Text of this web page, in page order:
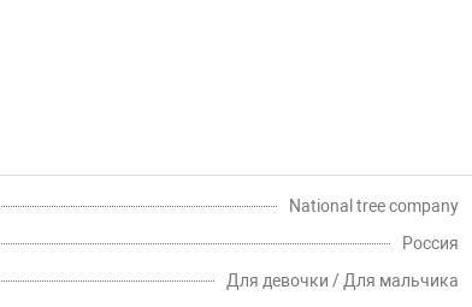
National tree company
Россия
Для девочки / Для мальчика